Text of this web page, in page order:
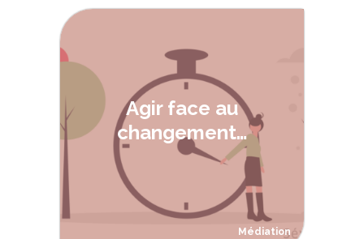
Agir face au
changement…
Médiation